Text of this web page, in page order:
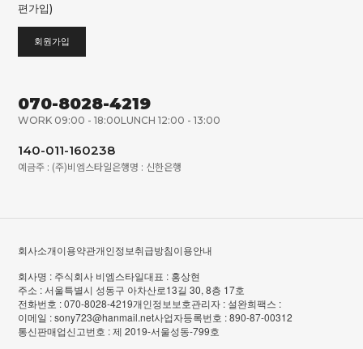
편가입)
회원가입
070-8028-4219
WORK 09:00 - 18:00LUNCH 12:00 - 13:00
140-011-160238
예금주 : (주)비엠스타일은행명 : 신한은행
회사소개이용약관개인정보취급방침이용안내
회사명 : 주식회사 비엠스타일대표 : 홍상현
주소 : 서울특별시 성동구 아차산로13길 30, 8층 17호
전화번호 : 070-8028-4219개인정보보호관리자 : 설완희팩스 :
이메일 : sony723@hanmail.net사업자등록번호 : 890-87-00312
통신판매업신고번호 : 제 2019-서울성동-799호